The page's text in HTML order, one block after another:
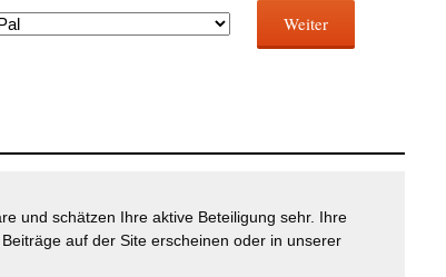
Weiter
und schätzen Ihre aktive Beteiligung sehr. Ihre
auf der Site erscheinen oder in unserer